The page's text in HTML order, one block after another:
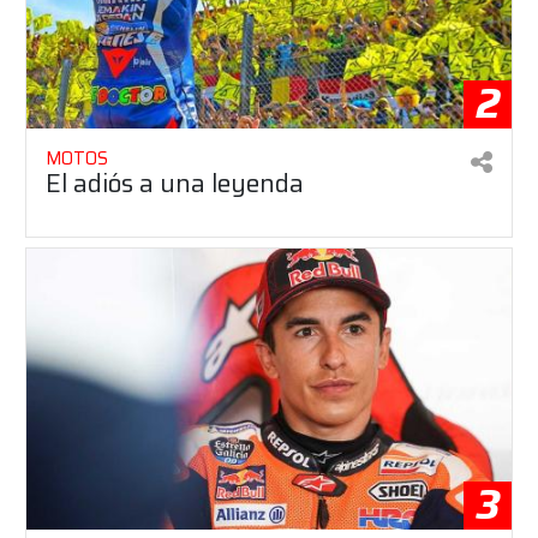
2
MOTOS
El adiós a una leyenda
3